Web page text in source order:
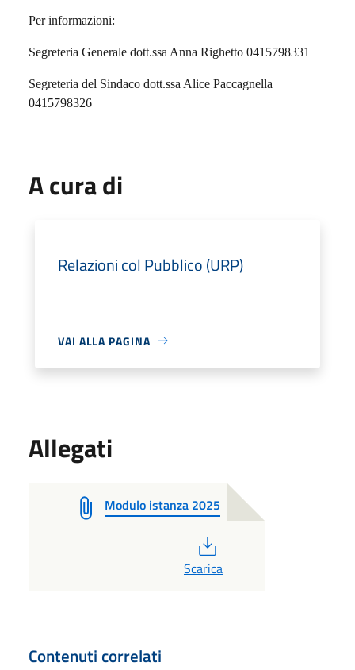
Per informazioni:
Segreteria Generale dott.ssa Anna Righetto 0415798331
Segreteria del Sindaco dott.ssa Alice Paccagnella
0415798326
A cura di
Relazioni col Pubblico (URP)
VAI ALLA PAGINA
Allegati
Modulo istanza 2025
Scarica
Contenuti correlati